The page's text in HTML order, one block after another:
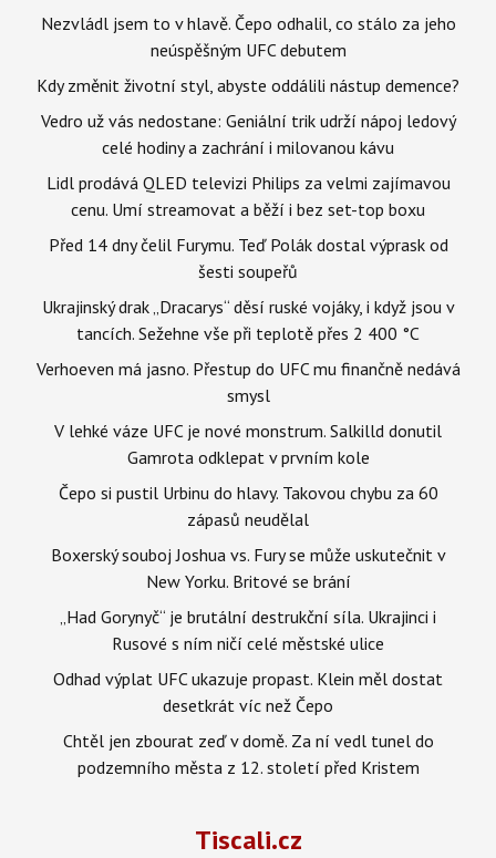
Nezvládl jsem to v hlavě. Čepo odhalil, co stálo za jeho
neúspěšným UFC debutem
Kdy změnit životní styl, abyste oddálili nástup demence?
Vedro už vás nedostane: Geniální trik udrží nápoj ledový
celé hodiny a zachrání i milovanou kávu
Lidl prodává QLED televizi Philips za velmi zajímavou
cenu. Umí streamovat a běží i bez set-top boxu
Před 14 dny čelil Furymu. Teď Polák dostal výprask od
šesti soupeřů
Ukrajinský drak „Dracarys“ děsí ruské vojáky, i když jsou v
tancích. Sežehne vše při teplotě přes 2 400 °C
Verhoeven má jasno. Přestup do UFC mu finančně nedává
smysl
V lehké váze UFC je nové monstrum. Salkilld donutil
Gamrota odklepat v prvním kole
Čepo si pustil Urbinu do hlavy. Takovou chybu za 60
zápasů neudělal
Boxerský souboj Joshua vs. Fury se může uskutečnit v
New Yorku. Britové se brání
„Had Gorynyč“ je brutální destrukční síla. Ukrajinci i
Rusové s ním ničí celé městské ulice
Odhad výplat UFC ukazuje propast. Klein měl dostat
desetkrát víc než Čepo
Chtěl jen zbourat zeď v domě. Za ní vedl tunel do
podzemního města z 12. století před Kristem
Tiscali.cz